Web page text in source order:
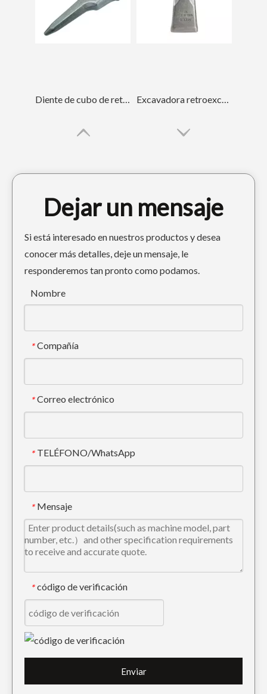
Diente de cubo de retroexcavadora Tiger E345 1U3552TL Punta de diente Excavadora retroexcavadora Hyundai Dientes excavadores con dientes de roca 61Q6-31310RC
Cincel mecánico Caterpillar J350 Diente de cubo de forja 1U3352
Dientes de cubo de excavadora de tigre de alta calidad para excavar 2713-1219TL
Dejar un mensaje
Si está interesado en nuestros productos y desea
conocer más detalles, deje un mensaje, le
responderemos tan pronto como podamos.
Nombre
* Compañía
* Correo electrónico
* TELÉFONO/WhatsApp
* Mensaje
* código de verificación
Enviar